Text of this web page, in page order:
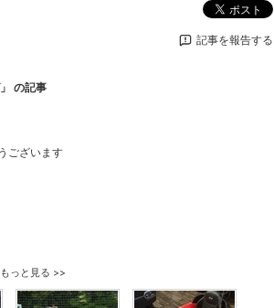
ポスト
記事を報告する
」 の記事
ございます
もっと見る >>